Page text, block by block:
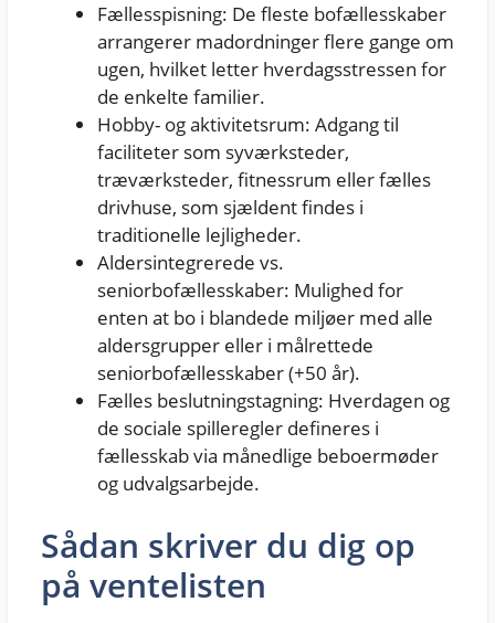
Fællesspisning: De fleste bofællesskaber
arrangerer madordninger flere gange om
ugen, hvilket letter hverdagsstressen for
de enkelte familier.
Hobby- og aktivitetsrum: Adgang til
faciliteter som syværksteder,
træværksteder, fitnessrum eller fælles
drivhuse, som sjældent findes i
traditionelle lejligheder.
Aldersintegrerede vs.
seniorbofællesskaber: Mulighed for
enten at bo i blandede miljøer med alle
aldersgrupper eller i målrettede
seniorbofællesskaber (+50 år).
Fælles beslutningstagning: Hverdagen og
de sociale spilleregler defineres i
fællesskab via månedlige beboermøder
og udvalgsarbejde.
Sådan skriver du dig op
på ventelisten